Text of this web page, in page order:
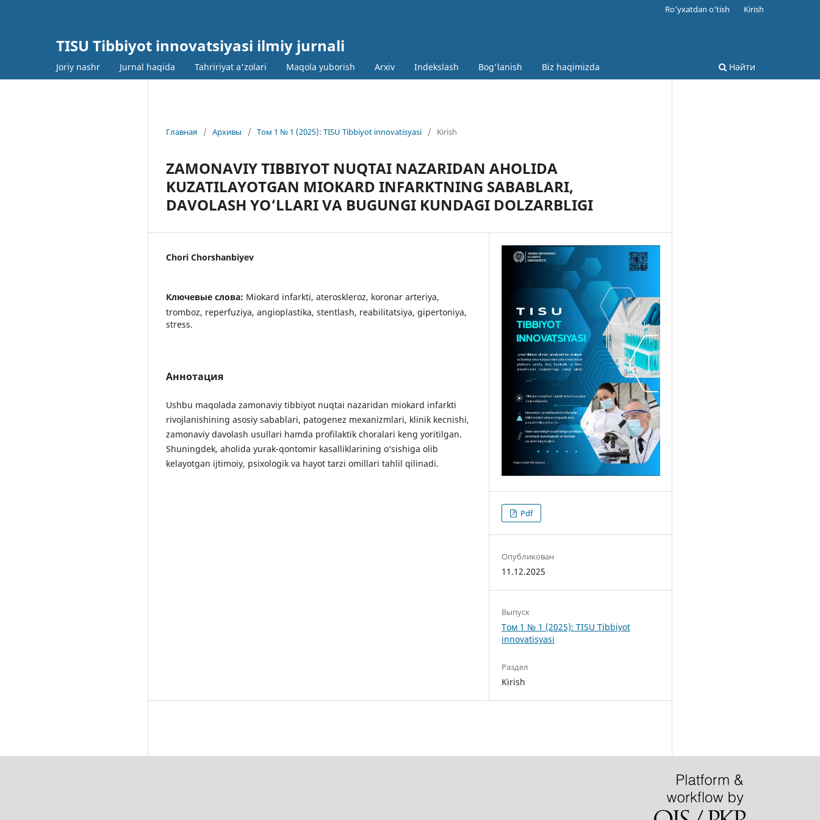
TISU Tibbiyot innovatsiyasi ilmiy jurnali
Joriy nashr Jurnal haqida Tahririyat a'zolari Maqola yuborish Arxiv Indekslash Bog'lanish Biz haqimizda Найти
Ro'yxatdan o'tish Kirish
Главная / Архивы / Том 1 № 1 (2025): TISU Tibbiyot innovatisyasi / Kirish
ZAMONAVIY TIBBIYOT NUQTAI NAZARIDAN AHOLIDA
KUZATILAYOTGAN MIOKARD INFARKTNING SABABLARI,
DAVOLASH YO‘LLARI VA BUGUNGI KUNDAGI DOLZARBLIGI
Chori Chorshanbiyev
Ключевые слова: Miokard infarkti, ateroskleroz, koronar arteriya,
tromboz, reperfuziya, angioplastika, stentlash, reabilitatsiya, gipertoniya,
stress.
Аннотация
Ushbu maqolada zamonaviy tibbiyot nuqtai nazaridan miokard infarkti
rivojlanishining asosiy sabablari, patogenez mexanizmlari, klinik kecnishi,
zamonaviy davolash usullari hamda profilaktik choralari keng yoritilgan.
Shuningdek, aholida yurak-qontomir kasalliklarining o‘sishiga olib
kelayotgan ijtimoiy, psixologik va hayot tarzi omillari tahlil qilinadi.
Pdf
Опубликован
11.12.2025
Выпуск
Том 1 № 1 (2025): TISU Tibbiyot
innovatisyasi
Раздел
Kirish